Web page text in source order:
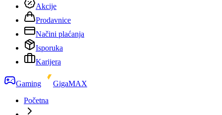
Akcije
Prodavnice
Načini plaćanja
Isporuka
Karijera
Gaming
GigaMAX
Početna